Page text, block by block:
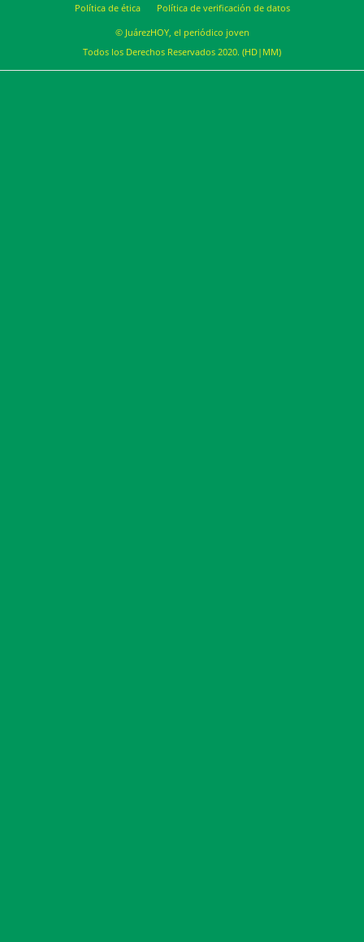
Política de ética
Política de verificación de datos
© JuárezHOY, el periódico joven
Todos los Derechos Reservados 2020. (HD|MM)